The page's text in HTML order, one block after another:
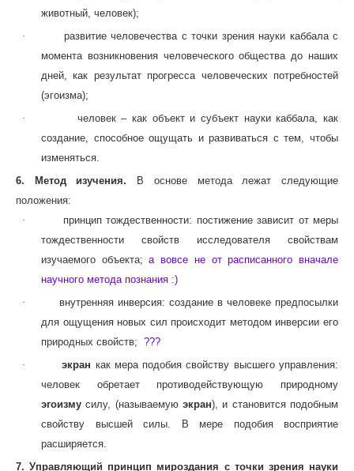
животный, человек);
·
развитие человечества с точки зрения науки каббала с
момента возникновения человеческого общества до наших
дней, как результат прогресса человеческих потребностей
(эгоизма);
·
человек – как объект и субъект науки каббала, как
создание, способное ощущать и развиваться с тем, чтобы
изменяться.
6. Метод изучения.
В основе метода лежат следующие
положения:
·
принцип тождественности: постижение зависит от меры
тождественности свойств исследователя свойствам
изучаемого объекта;а вовсе не от расписанного вначале
научного метода познания :)
·
внутренняя инверсия: создание в человеке предпосылки
для ощущения новых сил происходит методом инверсии его
природных свойств; ???
· экран как мера подобия свойству высшего управления:
человек обретает противодействующую природному
эгоизму силу, (называемую экран), и становится подобным
свойству высшей силы. В мере подобия восприятие
расширяется.
7. Управляющий принцип мироздания с точки зрения науки